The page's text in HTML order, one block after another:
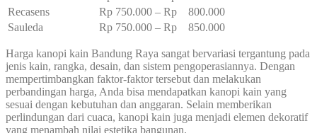
Recasens
Rp 750.000 – Rp 800.000
Sauleda
Rp 750.000 – Rp 850.000
Harga kanopi kain Bandung Raya sangat bervariasi tergantung pada
jenis kain, rangka, desain, dan sistem pengoperasiannya. Dengan
mempertimbangkan faktor-faktor tersebut dan melakukan
perbandingan harga, Anda bisa mendapatkan kanopi kain yang
sesuai dengan kebutuhan dan anggaran. Selain memberikan
perlindungan dari cuaca, kanopi kain juga menjadi elemen dekoratif
yang menambah nilai estetika bangunan.